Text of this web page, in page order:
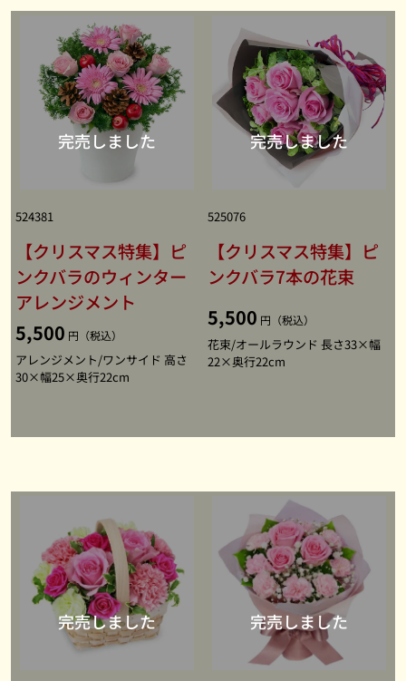
524381
【クリスマス特集】ピ
ンクバラのウィンター
アレンジメント
5,500 円（税込）
アレンジメント/ワンサイド 高さ
30×幅25×奥行22cm
525076
【クリスマス特集】ピ
ンクバラ7本の花束
5,500 円（税込）
花束/オールラウンド 長さ33×幅
22×奥行22cm